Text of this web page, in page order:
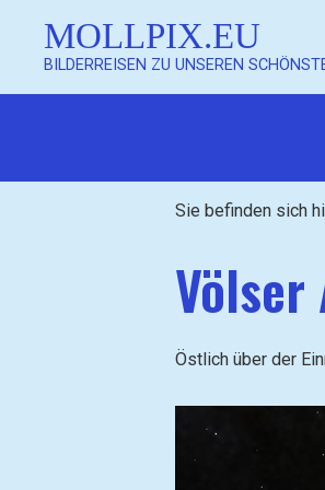
MOLLPIX.EU
BILDERREISEN ZU UNSEREN
Sie befinden sich
Östlich über der